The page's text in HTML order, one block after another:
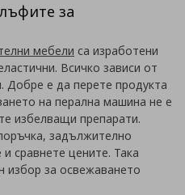
за
мебели са изработени
Всичко зависи от
Добре е да перете продукта
на перална машина не е
избелващи препарати.
задължително
сравнете цените. Така
избор за освежаването